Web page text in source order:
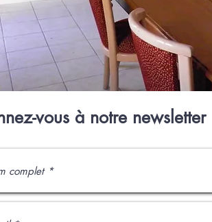
vous à notre newsletter